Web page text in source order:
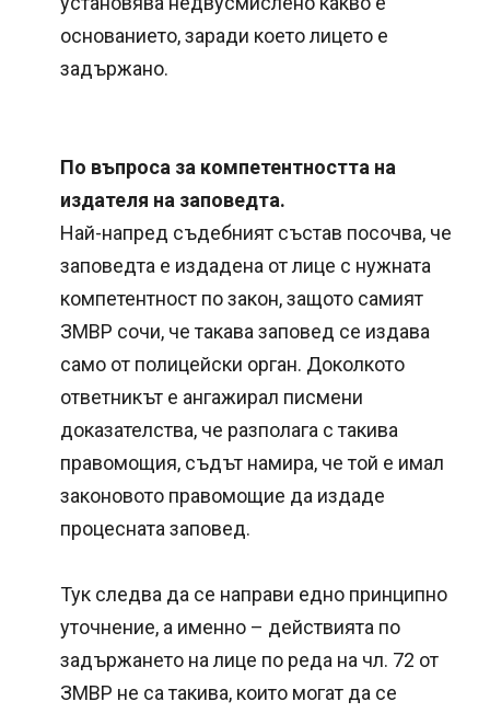
основанието, заради което лицето е
задържано.
По въпроса за компетентността на
издателя на заповедта.
Най-напред съдебният състав посочва, че
заповедта е издадена от лице с нужната
компетентност по закон, защото самият
ЗМВР сочи, че такава заповед се издава
само от полицейски орган. Доколкото
ответникът е ангажирал писмени
доказателства, че разполага с такива
правомощия, съдът намира, че той е имал
законовото правомощие да издаде
процесната заповед.
Тук следва да се направи едно принципно
уточнение, а именно – действията по
задържането на лице по реда на чл. 72 от
ЗМВР не са такива, които могат да се